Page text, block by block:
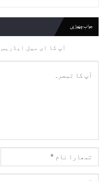
جواب چھوڑیں
آپ کا ای میل